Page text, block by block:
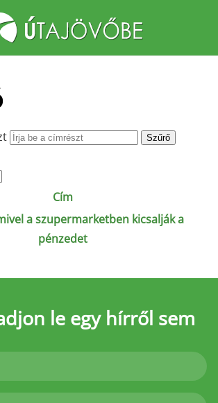
átugrása
Szűrő
Cím
a szupermarketben kicsalják a
pénzedet
le egy hírről sem